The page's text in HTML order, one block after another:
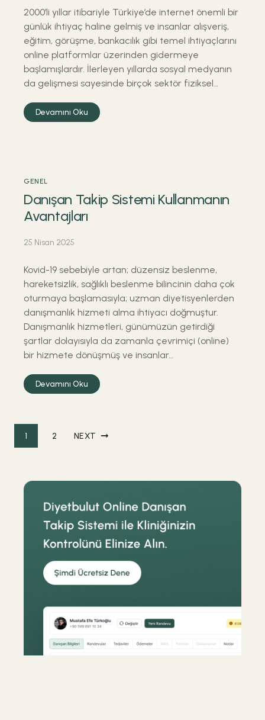
2000’li yıllar itibariyle Türkiye’de internet önemli bir
günlük ihtiyaç haline gelmiş ve insanlar alışveriş,
eğitim, görüşme, bankacılık gibi temel ihtiyaçlarını
online platformlar üzerinden gidermeye
başlamışlardır. İlerleyen yıllarda sosyal medyanın
da gelişmesi sayesinde birçok sektör fiziksel…
Devamını Oku
GENEL
Danışan Takip Sistemi Kullanmanın
Avantajları
25 Nisan 2025
Kovid-19 sebebiyle artan; düzensiz beslenme,
hareketsizlik, sağlıklı beslenme bilincinin daha çok
oturmaya başlamasıyla; uzman diyetisyenlerden
danışmanlık hizmeti alma ihtiyacı doğmuştur.
Danışmanlık hizmetleri, günümüzün getirdiği
şartlar dolayısıyla da zamanla çevrimiçi (online)
bir hizmete dönüşmüş ve insanlar…
Devamını Oku
Yazı sayfalaması
1 2 NEXT